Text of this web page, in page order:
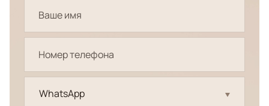
WhatsApp